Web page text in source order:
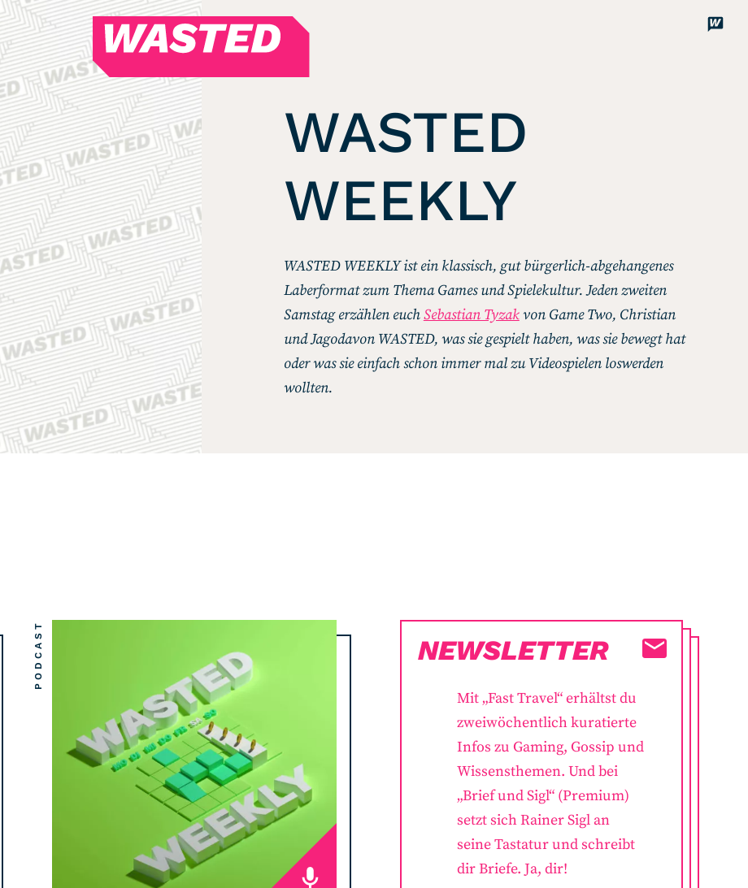
WASTED
Magazin
Hören
Alle Podcasts
WASTED WEEKLY
Portfolio Royal
Redebedarf
Last Game Standing
Top 5
Random
RSS-Feed
WASTED
WEEKLY
WASTED WEEKLY ist ein klassisch, gut bürgerlich-abgehangenes
Laberformat zum Thema Games und Spielekultur. Jeden zweiten
Samstag erzählen euchSebastian Tyzakvon Game Two, Christian
und Jagodavon WASTED, was sie gespielt haben, was sie bewegt hat
oder was sie einfach schon immer mal zu Videospielen loswerden
wollten.
PODCAST NEWSLETTER
Mit „Fast Travel“ erhältst du
zweiwöchentlich kuratierte
Infos zu Gaming, Gossip und
Wissensthemen. Und bei
„Brief und Sigl“ (Premium)
setzt sich Rainer Sigl an
seine Tastatur und schreibt
dir Briefe. Ja, dir!